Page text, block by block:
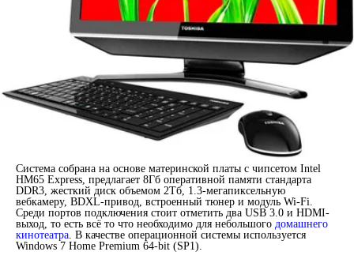
Система собрана на основе материнской платы с чипсетом Intel
HM65 Express, предлагает 8Гб оперативной памяти стандарта
DDR3, жесткий диск объемом 2Тб, 1.3-мегапиксельную
вебкамеру, BDXL-привод, встроенный тюнер и модуль Wi-Fi.
Среди портов подключения стоит отметить два USB 3.0 и HDMI-
выход, то есть всё то что необходимо для небольшого домашнего
кинотеатра . В качестве операционной системы используется
Windows 7 Home Premium 64-bit (SP1).